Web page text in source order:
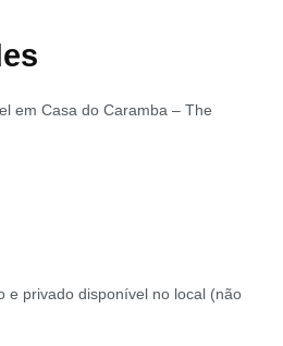
em Casa do Caramba – The
e privado disponível no local (não